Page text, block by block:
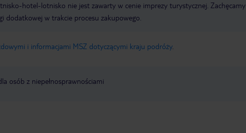
hotel-lotnisko nie jest zawarty w cenie imprezy turystycznej. Zachęcamy
dodatkowej w trakcie procesu zakupowego.
i informacjami MSZ dotyczącymi kraju podróży.
osób z niepełnosprawnościami